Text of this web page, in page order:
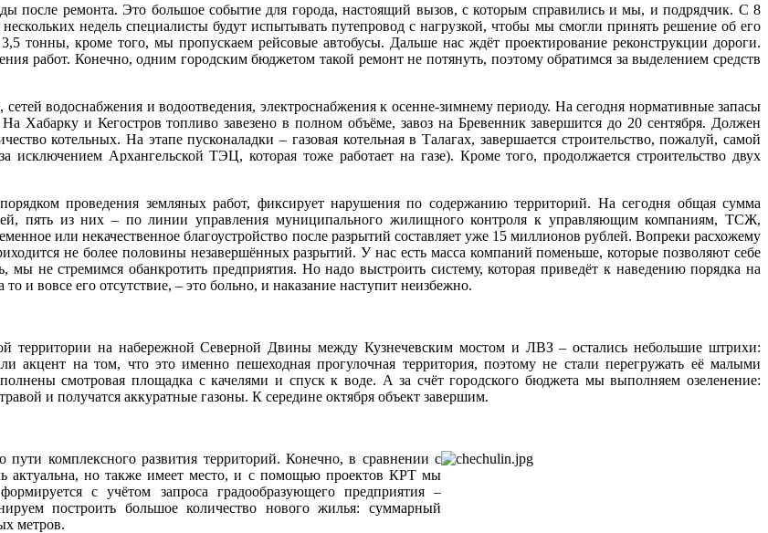
после ремонта. Это большое событие для города, настоящий вызов, с которым справились и мы, и подрядчик. С 8
недель специалисты будут испытывать путепровод с нагрузкой, чтобы мы смогли принять решение об его
тонны, кроме того, мы пропускаем рейсовые автобусы. Дальше нас ждёт проектирование реконструкции дороги.
работ. Конечно, одним городским бюджетом такой ремонт не потянуть, поэтому обратимся за выделением средств
водоснабжения и водоотведения, электроснабжения к осенне-зимнему периоду. На сегодня нормативные запасы
Хабарку и Кегостров топливо завезено в полном объёме, завоз на Бревенник завершится до 20 сентября. Должен
котельных. На этапе пусконаладки – газовая котельная в Талагах, завершается строительство, пожалуй, самой
Архангельской ТЭЦ, которая тоже работает на газе). Кроме того, продолжается строительство двух
проведения земляных работ, фиксирует нарушения по содержанию территорий. На сегодня общая сумма
пять из них – по линии управления муниципального жилищного контроля к управляющим компаниям, ТСЖ,
или некачественное благоустройство после разрытий составляет уже 15 миллионов рублей. Вопреки расхожему
не более половины незавершённых разрытий. У нас есть масса компаний поменьше, которые позволяют себе
не стремимся обанкротить предприятия. Но надо выстроить систему, которая приведёт к наведению порядка на
и вовсе его отсутствие, – это больно, и наказание наступит неизбежно.
территории на набережной Северной Двины между Кузнечевским мостом и ЛВЗ – остались небольшие штрихи:
акцент на том, что это именно пешеходная прогулочная территория, поэтому не стали перегружать её малыми
смотровая площадка с качелями и спуск к воде. А за счёт городского бюджета мы выполняем озеленение:
и получатся аккуратные газоны. К середине октября объект завершим.
комплексного развития территорий. Конечно, в сравнении с
актуальна, но также имеет место, и с помощью проектов КРТ мы
с учётом запроса градообразующего предприятия –
построить большое количество нового жилья: суммарный
метров.